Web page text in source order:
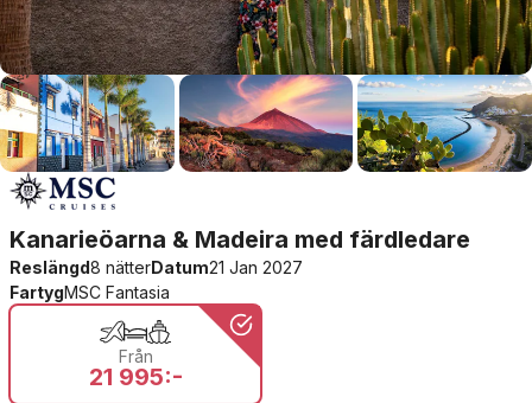
Kanarieöarna & Madeira med färdledare
Reslängd8 nätterDatum21 Jan 2027
FartygMSC Fantasia
Från
21 995:-